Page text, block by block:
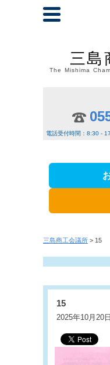
三島
The Mishima
電話受付時間：8:30 -
三島商工会議所 > 15
15
2025年10月20日